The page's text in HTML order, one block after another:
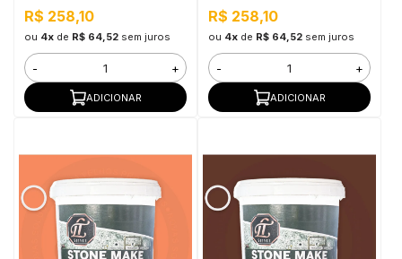
R$ 258,10
ou 4xde R$ 64,52 sem juros
- +
ADICIONAR
R$ 258,10
ou 4xde R$ 64,52 sem juros
- +
ADICIONAR